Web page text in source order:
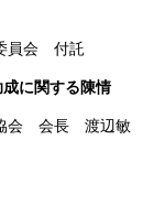
員会 付託
に関する陳情
会 会長 渡辺敏